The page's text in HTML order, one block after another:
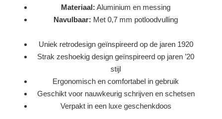
Materiaal: Aluminium en messing
Navulbaar: Met 0,7 mm potloodvulling
Uniek retrodesign geïnspireerd op de jaren 1920
Strak zeshoekig design geïnspireerd op jaren ’20
stijl
Ergonomisch en comfortabel in gebruik
Geschikt voor nauwkeurig schrijven en schetsen
Verpakt in een luxe geschenkdoos